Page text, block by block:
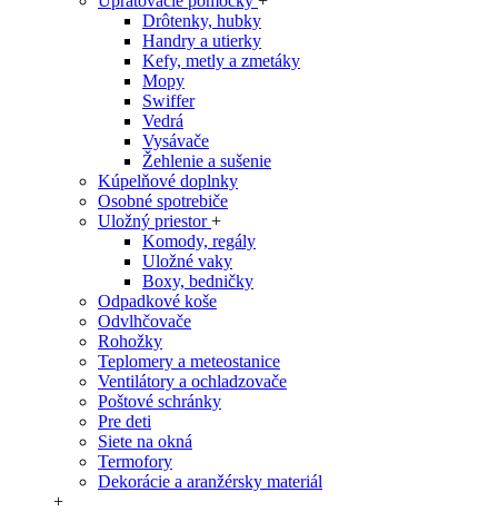
Drôtenky, hubky
Handry a utierky
Kefy, metly a zmetáky
Mopy
Swiffer
Vedrá
Vysávače
Žehlenie a sušenie
Kúpelňové doplnky
Osobné spotrebiče
Uložný priestor+
Komody, regály
Uložné vaky
Boxy, bedničky
Odpadkové koše
Odvlhčovače
Rohožky
Teplomery a meteostanice
Ventilátory a ochladzovače
Poštové schránky
Pre deti
Siete na okná
Termofory
Dekorácie a aranžérsky materiál
+